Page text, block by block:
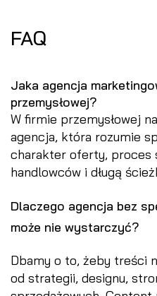
FAQ
Jaka agencja
przemysłowej?
W firmie przemysłowej
agencja, która rozumie
charakter oferty, proces
handlowców i długą
Dlaczego agencja bez
może nie wystarczyć?
Dbamy o to, żeby treści
od strategii, designu,